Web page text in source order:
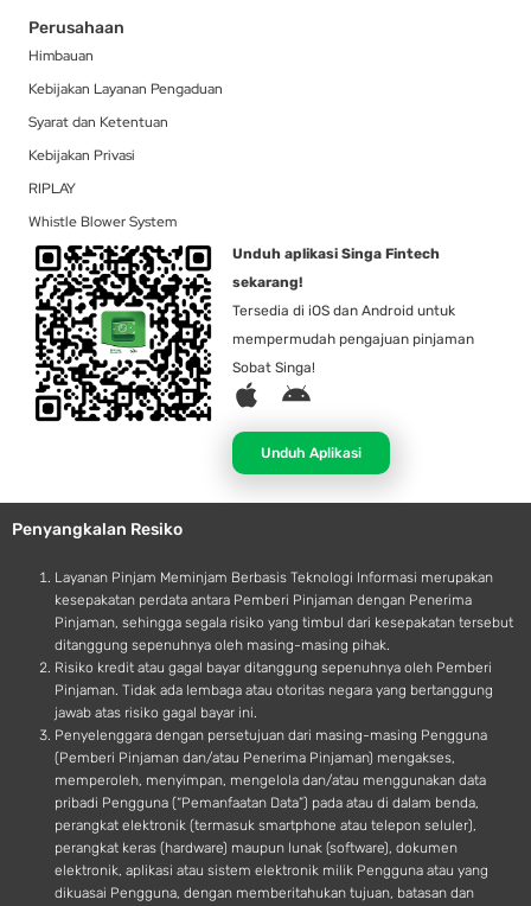
Perusahaan
Himbauan
Kebijakan Layanan Pengaduan
Syarat dan Ketentuan
Kebijakan Privasi
RIPLAY
Whistle Blower System
Unduh aplikasi Singa Fintech
sekarang!
Tersedia di iOS dan Android untuk
mempermudah pengajuan pinjaman
Sobat Singa!
A
p
l
e
A
d
r
o
d
Unduh Aplikasi
Penyangkalan Resiko
Layanan Pinjam Meminjam Berbasis Teknologi Informasi merupakan
kesepakatan perdata antara Pemberi Pinjaman dengan Penerima
Pinjaman, sehingga segala risiko yang timbul dari kesepakatan tersebut
ditanggung sepenuhnya oleh masing-masing pihak.
Risiko kredit atau gagal bayar ditanggung sepenuhnya oleh Pemberi
Pinjaman. Tidak ada lembaga atau otoritas negara yang bertanggung
jawab atas risiko gagal bayar ini.
Penyelenggara dengan persetujuan dari masing-masing Pengguna
(Pemberi Pinjaman dan/atau Penerima Pinjaman) mengakses,
memperoleh, menyimpan, mengelola dan/atau menggunakan data
pribadi Pengguna (“Pemanfaatan Data”) pada atau di dalam benda,
perangkat elektronik (termasuk smartphone atau telepon seluler),
perangkat keras (hardware) maupun lunak (software), dokumen
elektronik, aplikasi atau sistem elektronik milik Pengguna atau yang
dikuasai Pengguna, dengan memberitahukan tujuan, batasan dan